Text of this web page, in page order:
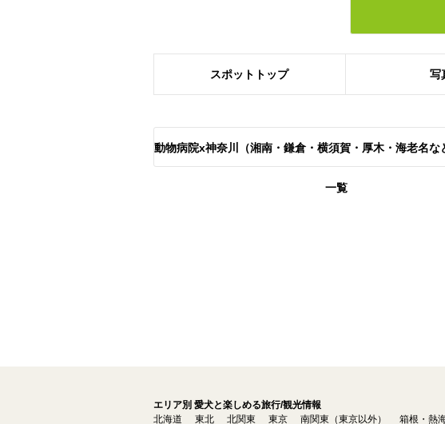
スポット トップ 写
動物病院x神奈川（湘南・鎌倉・横須賀・厚木・海老名な
一覧
エリア別 愛犬と楽しめる旅行/観光情報
北海道
東北 北関東 東京 南関東（東京以外） 箱根・熱